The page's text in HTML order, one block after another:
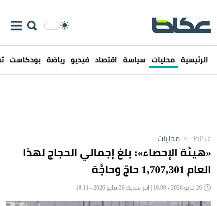
الرئيسية محليات سياسة اقتصاد فيديو رياضة بودكاست
عكاظ > محليات
«هيئة الإحصاء»: بلغ إجمالي الحجاج لهذا
العام 1,707,301 حاجّ وحاجَّة